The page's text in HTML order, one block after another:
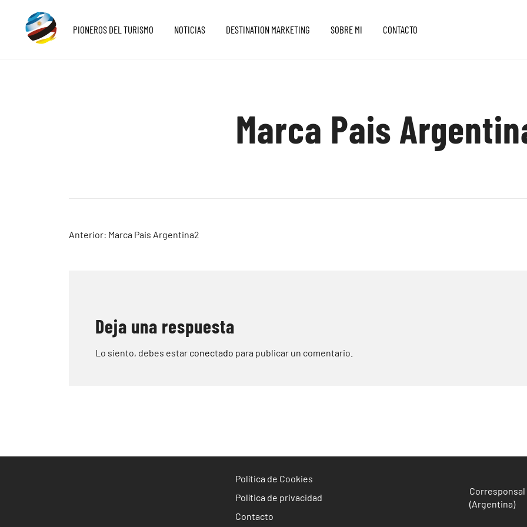
contenido
PIONEROS DEL TURISMO NOTICIAS DESTINATION MARKETING SOBRE MI CONTACTO
Marca Pais
Navegación
entradas
Anterior: Marca Pais Argentina2
Deja una respuesta
Lo siento, debes estar conectado para publicar un comentario.
Política de Cookies
Política de privacidad
Contacto
Corresponsal
(Argentina)